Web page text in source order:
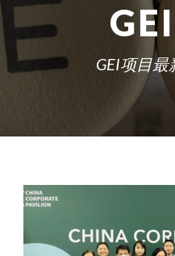
GEI项目